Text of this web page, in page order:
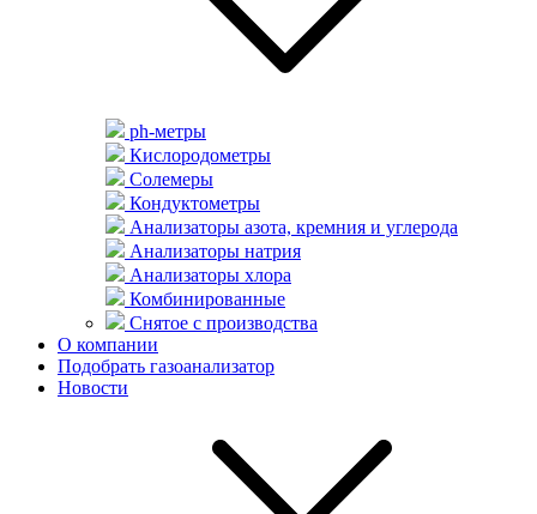
ph-метры
Кислородометры
Солемеры
Кондуктометры
Анализаторы азота, кремния и углерода
Анализаторы натрия
Анализаторы хлора
Комбинированные
Снятое с производства
О компании
Подобрать газоанализатор
Новости